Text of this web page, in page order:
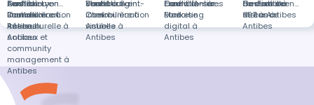
Andrézieux-
Bouthéon
Strasbourg
Courville-sur-
Eure
de-France
conflit à Lyon
conflit à Saint-
Chef
conflit à
Pontoise
de conflit à
distance
Gestion
immobilière à
Antibes
Vente
immobilière à
Antibes
Excel à Antibes
Gestion du
stress à
Antibes
Formation en
Communication
interculturelle à
Antibes
Formation en
Communication
visuelle à
Antibes
Formation en
Marketing
digital à
Antibes
Formation en
SST à Antibes
Formation en
Réseaux
sociaux et
community
management à
Antibes